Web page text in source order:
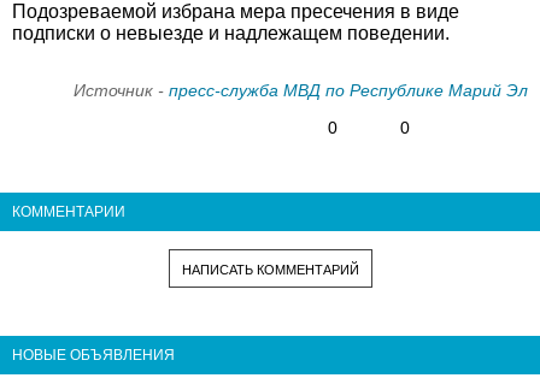
Подозреваемой избрана мера пресечения в виде
подписки о невыезде и надлежащем поведении.
Источник - пресс-служба МВД по Республике Марий Эл
0
0
КОММЕНТАРИИ
НАПИСАТЬ КОММЕНТАРИЙ
НОВЫЕ ОБЪЯВЛЕНИЯ